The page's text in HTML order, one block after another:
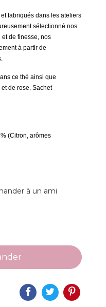
fabriqués dans les ateliers
sélectionné nos
de finesse, nos
à partir de
ce thé ainsi que
de rose. Sachet
(Citron, arômes
à un ami